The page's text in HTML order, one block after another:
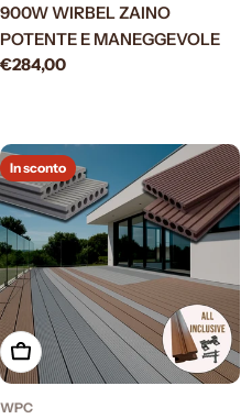
900W WIRBEL ZAINO
POTENTE E MANEGGEVOLE
Prezzo
€284,00
In sconto
Scegli le opzioni
WPC